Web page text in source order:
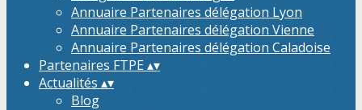
Annuaire Partenaires délégation Lyon
Annuaire Partenaires délégation Vienne
Annuaire Partenaires délégation Caladoise
Partenaires FTPE▴▾
Actualités ▴▾
Blog